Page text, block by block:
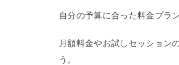
自分の予算に合った料金プラ
月額料金やお試しセッション
う。